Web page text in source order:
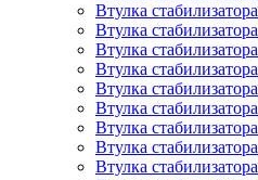
Втулка
Втулка
Втулка
Втулка
Втулка
Втулка
Втулка
Втулка
Втулка